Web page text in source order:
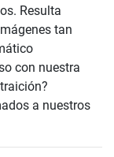
Resulta
tan
con nuestra
a nuestros